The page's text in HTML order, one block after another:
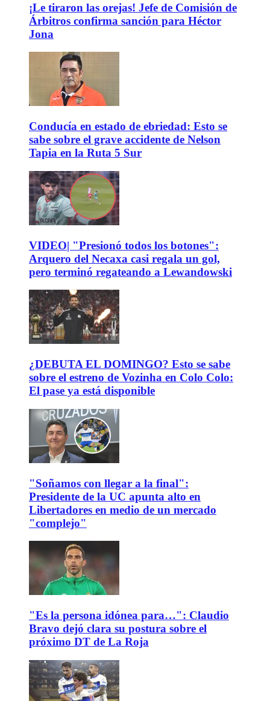
¡Le tiraron las orejas! Jefe de Comisión de
Árbitros confirma sanción para Héctor
Jona
Conducía en estado de ebriedad: Esto se
sabe sobre el grave accidente de Nelson
Tapia en la Ruta 5 Sur
VIDEO| "Presionó todos los botones":
Arquero del Necaxa casi regala un gol,
pero terminó regateando a Lewandowski
¿DEBUTA EL DOMINGO? Esto se sabe
sobre el estreno de Vozinha en Colo Colo:
El pase ya está disponible
"Soñamos con llegar a la final":
Presidente de la UC apunta alto en
Libertadores en medio de un mercado
"complejo"
"Es la persona idónea para…": Claudio
Bravo dejó clara su postura sobre el
próximo DT de La Roja